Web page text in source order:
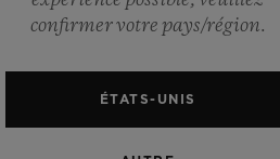
confirmer votre pays/région.
ÉTATS-UNIS